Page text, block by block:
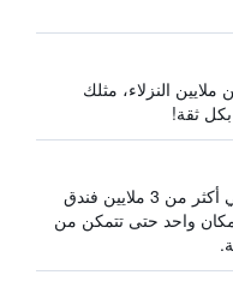
النزلاء، مثلك
بكل ثقة!
يبحث HotelsCombined في أكثر من 3 ملايين فندق
واحد حتى تتمكن من